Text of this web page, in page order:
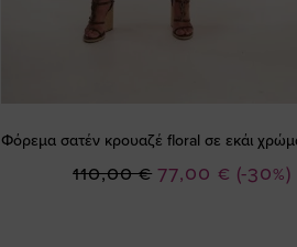
Φόρεμα σατέν κρουαζέ floral σε εκάι
(-30%)
Ειδική
77,00 €
110,00 €